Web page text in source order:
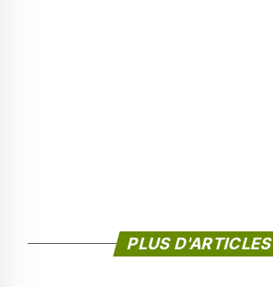
PLUS D'ARTICLES